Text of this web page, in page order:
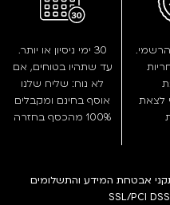
הרשמי.
לצאת
30 ימי ניסיון או יותר.
עד שתהיו בטוחים, אם
לא נוח: שליח שלנו
אוסף בחינם ומקבלים
100% מהכסף בחזרה
אבטחת המידע והתשלומים